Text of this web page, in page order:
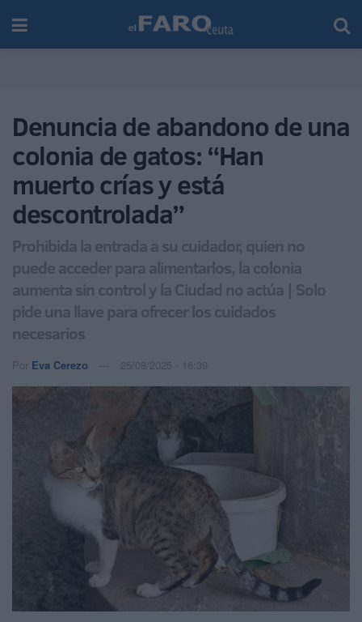
Denuncia de abandono de una
colonia de gatos: “Han
muerto crías y está
descontrolada”
Prohibida la entrada a su cuidador, quien no
puede acceder para alimentarlos, la colonia
aumenta sin control y la Ciudad no actúa | Solo
pide una llave para ofrecer los cuidados
necesarios
Por Eva Cerezo 25/08/2025 - 16:39